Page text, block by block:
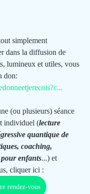
simplement
dans la diffusion de
lumineux et utiles, vous
don:
(ou plusieurs) séance
individuel (lecture
quantique de
coaching,
enfants...) et
cliquer ici :
rendez-vous